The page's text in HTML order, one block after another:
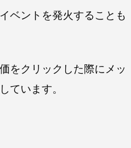
ベントを発火することも
をクリックした際にメッ
ています。